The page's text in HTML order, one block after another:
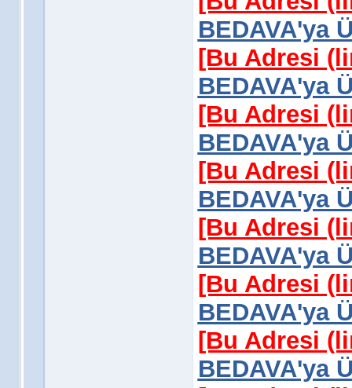
BEDAVA'ya
[Bu Adresi
BEDAVA'ya
[Bu Adresi
BEDAVA'ya
[Bu Adresi
BEDAVA'ya
[Bu Adresi
BEDAVA'ya
[Bu Adresi
BEDAVA'ya
[Bu Adresi
BEDAVA'ya